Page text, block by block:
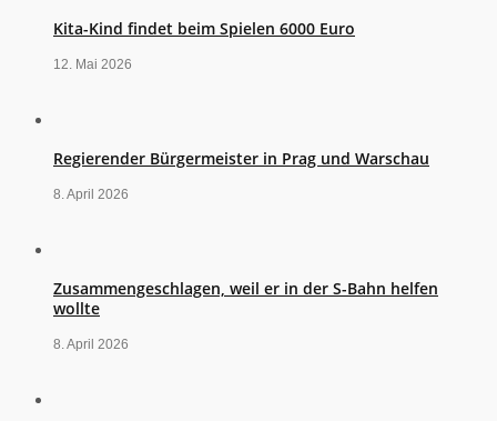
Kita-Kind findet beim Spielen 6000 Euro
12. Mai 2026
Regierender Bürgermeister in Prag und Warschau
8. April 2026
Zusammengeschlagen, weil er in der S-Bahn helfen
wollte
8. April 2026